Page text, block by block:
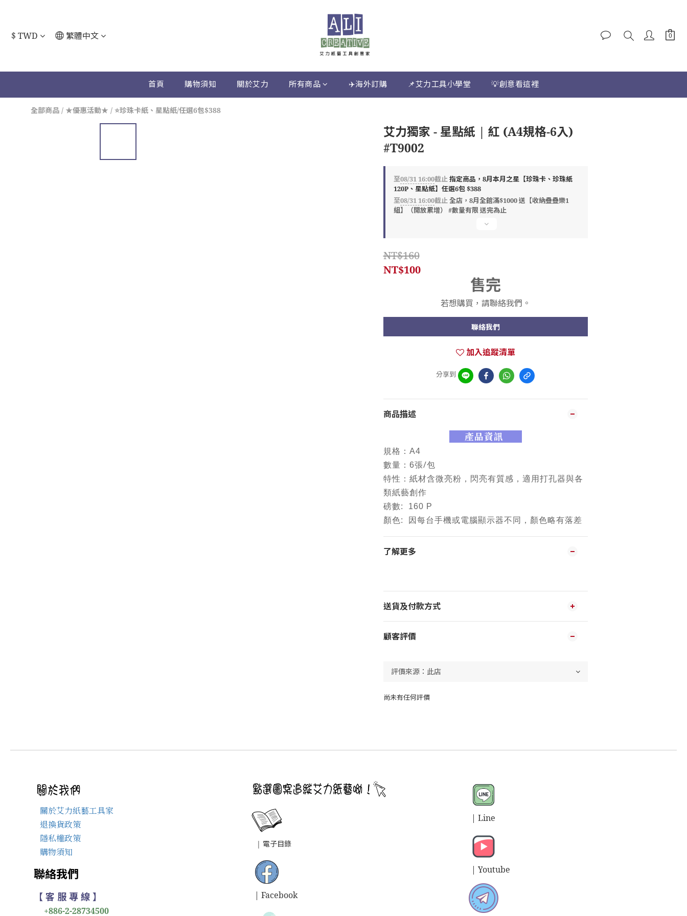
$ TWD 繁體中文
首頁 購物須知 關於艾力 所有商品 ✈️海外訂購 📌艾力工具小學堂 💡創意看這裡
全部商品 / ★優惠活動★ / ⭐珍珠卡紙、星點紙/任選6包$388
艾力獨家 - 星點紙 | 紅 (A4規格-6入)
#T9002
至08/31 16:00截止指定商品，8月本月之星【珍珠卡、珍珠紙
120P、星點紙】任選6包 $388
至08/31 16:00截止全店，8月全館滿$1000 送【收納疊疊樂1
組】（開放累增） #數量有限 送完為止
NT$160
NT$100
售完
若想購買，請聯絡我們。
聯絡我們
加入追蹤清單
分享到
商品描述
產品資訊
規格：A4
數量：6張/包
特性：紙材含微亮粉，閃亮有質感， 適用打孔器與各
類紙藝創作
磅數: 160 P
顏色: 因每台手機或電腦顯示器不同，顏色略有落差
了解更多
送貨及付款方式
顧客評價
尚未有任何評價
關於艾力紙藝工具家
退換貨政策
隱私權政策
購物須知
聯絡我們
【 客 服 專 線 】
+886-2-28734500
| 電子目錄
| Facebook
| Line
| Youtube